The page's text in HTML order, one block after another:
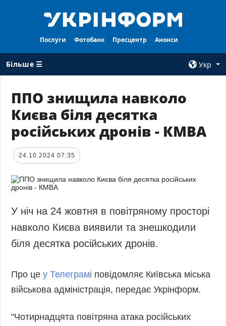
Послуги Фотобанк Пресцентр Анонси
Більше ☰
Укр
ВСI РУБРИКИ
Війна
Політика
Економіка
Фактчеки
Світ
Регіони
Суcпільcтво
Діаcпора
Спорт
АГЕНТСТВО
Про нас
Послуги
Тендери
Запобігання та
протидія
Політика
конфіденційності
та захисту
даних
ППО знищила навколо
Києва біля десятка
російських дронів - КМВА
24.10.2024 07:35
У ніч на 24 жовтня в повітряному просторі
навколо Києва виявили та знешкодили
біля десятка російських дронів.
Про цеу Телеграмі повідомляє Київська міська
військова адміністрація, передає Укрінформ.
"Чотирнадцята повітряна атака російських